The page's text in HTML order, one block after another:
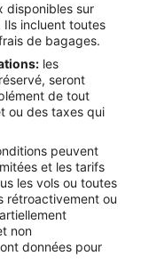
disponibles sur
incluent toutes
de bagages.
les
seront
de tout
ou des taxes qui
peuvent
et les tarifs
les vols ou toutes
rétroactivement ou
non
données pour